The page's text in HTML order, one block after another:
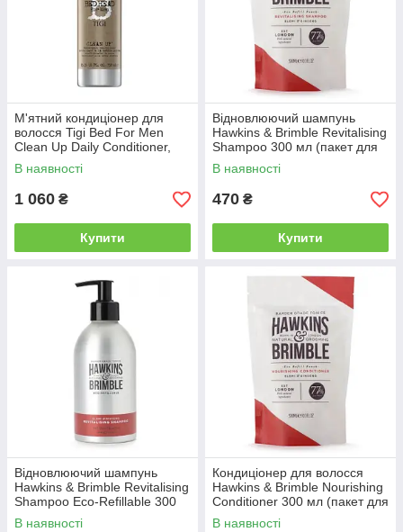
М'ятний кондиціонер для
волосся Tigi Bed For Men
Clean Up Daily Conditioner,
750 мл (TG36)
В наявності
1 060 ₴
Купити
Відновлюючий шампунь
Hawkins & Brimble Revitalising
Shampoo 300 мл (пакет для
дозаправки)
В наявності
470 ₴
Купити
Відновлюючий шампунь
Hawkins & Brimble Revitalising
Shampoo Eco-Refillable 300
мл
В наявності
Кондиціонер для волосся
Hawkins & Brimble Nourishing
Conditioner 300 мл (пакет для
дозаправки)
В наявності